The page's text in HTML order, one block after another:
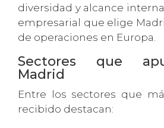
diversidad y alcance
empresarial que elige
de operaciones en Europa.
Sectores que
Madrid
Entre los sectores que
recibido destacan: